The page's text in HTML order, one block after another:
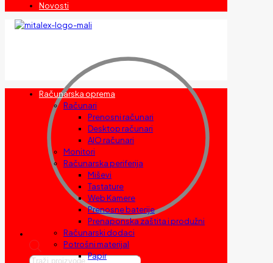
Novosti
Products
Računarska oprema
Računari
Prenosni računari
Desktop računari
AIO računari
Monitori
Računarska periferija
Miševi
Tastature
Web Kamere
Prenosne baterije
Prenaponska zaštita i produžni
Računarski dodaci
Potrošni materijal
Papir